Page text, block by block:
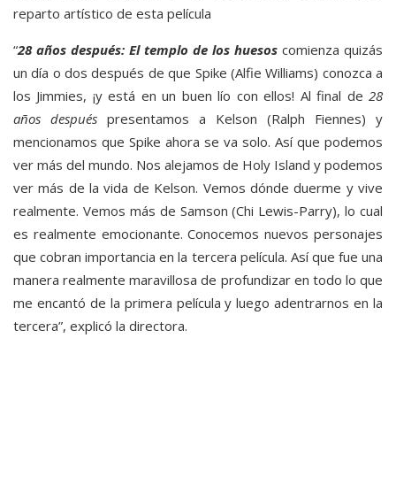
reparto artístico de esta película
“28 años después: El templo de los huesos comienza quizás
un día o dos después de que Spike (Alfie Williams) conozca a
los Jimmies, ¡y está en un buen lío con ellos! Al final de 28
años después presentamos a Kelson (Ralph Fiennes) y
mencionamos que Spike ahora se va solo. Así que podemos
ver más del mundo. Nos alejamos de Holy Island y podemos
ver más de la vida de Kelson. Vemos dónde duerme y vive
realmente. Vemos más de Samson (Chi Lewis-Parry), lo cual
es realmente emocionante. Conocemos nuevos personajes
que cobran importancia en la tercera película. Así que fue una
manera realmente maravillosa de profundizar en todo lo que
me encantó de la primera película y luego adentrarnos en la
tercera”, explicó la directora.